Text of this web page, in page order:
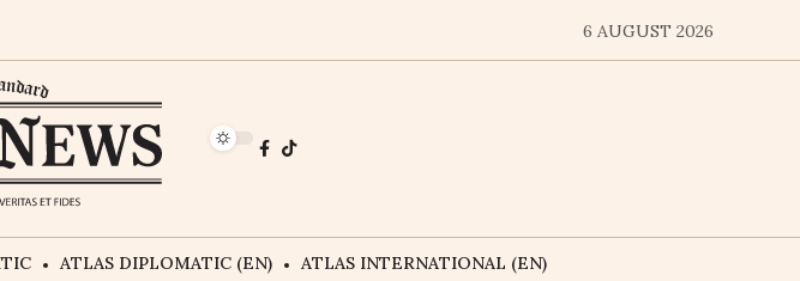
6 AUGUST 2026
ATLAS DIPLOMATIC (EN)
ATLAS INTERNATIONAL (EN)